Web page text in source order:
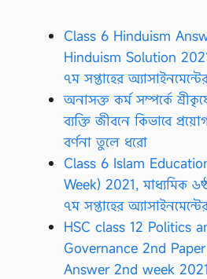
Class 6 Hinduism
Hinduism Solution
৭ম সপ্তাহের
অনাসক্ত কর্ম সম্পর্কে
ব্যক্তি জীবনে কিভাবে
বর্ণনা তুলে ধরো
Class 6 Islam
Week) 2021, মাধ্যমিক
৭ম সপ্তাহের
HSC class 12 Politics
Governance 2nd
Answer 2nd week